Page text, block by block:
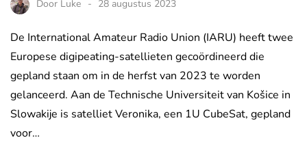
Door Luke 28 augustus 2023
De International Amateur Radio Union (IARU) heeft twee
Europese digipeating-satellieten gecoördineerd die
gepland staan om in de herfst van 2023 te worden
gelanceerd. Aan de Technische Universiteit van Košice in
Slowakije is satelliet Veronika, een 1U CubeSat, gepland
voor…